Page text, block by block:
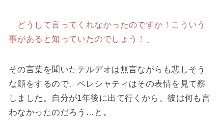
「どうして言ってくれなかったのですか！こういう
事があると知っていたのでしょう！」
その言葉を聞いたテルデオは無言ながらも悲しそう
な顔をするので、ペレシャティはその表情を見て察
しました。自分が1年後に出て行くから、彼は何も言
わなかったのだろう…と。